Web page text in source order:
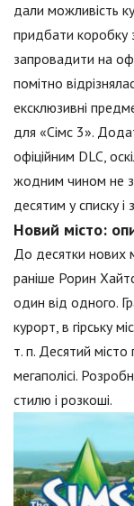
дали можливість
придбати коробку
запровадити на
помітно
ексклюзивні
для «Сімс 3».
офіційним DLC,
жодним чином не
десятим у списку
Новий місто:
До десятки нових
раніше Рорин
один від одного.
курорт, в гірську
т. п. Десятий
мегаполісі.
стилю і розкоші.